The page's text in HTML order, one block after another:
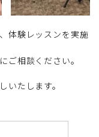
体験レッスンを実施
ご相談ください。
たします。